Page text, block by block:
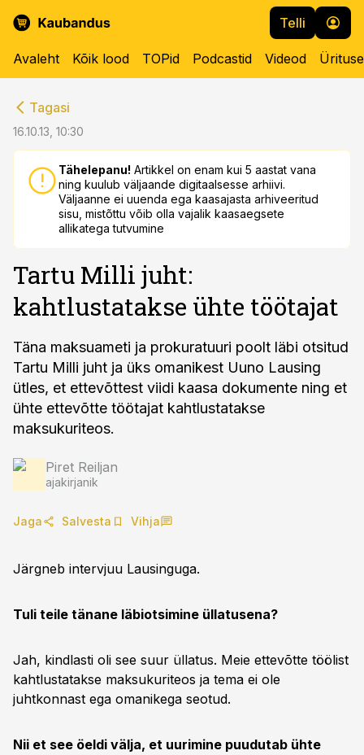
Telli
Avaleht Kõik lood TOPid Podcastid Videod
Tagasi
16.10.13, 10:30
Tähelepanu! Artikkel on enam kui 5 aastat vana
ning kuulub väljaande digitaalsesse arhiivi.
Väljaanne ei uuenda ega kaasajasta arhiveeritud
sisu, mistõttu võib olla vajalik kaasaegsete
allikatega tutvumine
Tartu Milli juht:
kahtlustatakse ühte töötajat
Täna maksuameti ja prokuratuuri poolt läbi otsitud
Tartu Milli juht ja üks omanikest Uuno Lausing
ütles, et ettevõttest viidi kaasa dokumente ning et
ühte ettevõtte töötajat kahtlustatakse
maksukuriteos.
Piret Reiljan
ajakirjanik
Jaga Salvesta Vihja
Järgneb intervjuu Lausinguga.
Tuli teile tänane läbiotsimine üllatusena?
Jah, kindlasti oli see suur üllatus. Meie ettevõtte töölist
kahtlustatakse maksukuriteos ja tema ei ole
juhtkonnast ega omanikega seotud.
Nii et see öeldi välja, et uurimine puudutab ühte